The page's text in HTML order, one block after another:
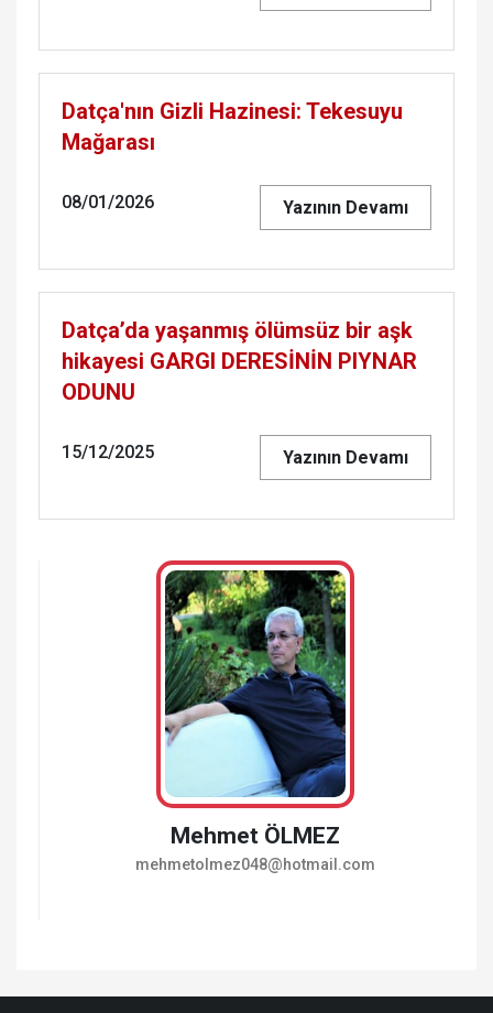
Datça'nın Gizli Hazinesi: Tekesuyu
Mağarası
08/01/2026 Yazının Devamı
Datça’da yaşanmış ölümsüz bir aşk
hikayesi GARGI DERESİNİN PIYNAR
ODUNU
15/12/2025 Yazının Devamı
Mehmet ÖLMEZ
mehmetolmez048@hotmail.com